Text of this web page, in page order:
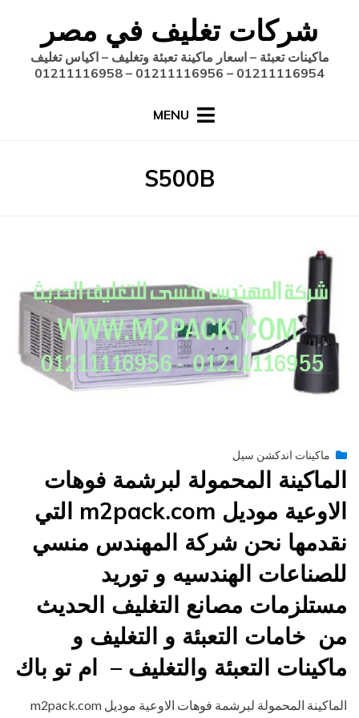
content
شركات تغليف في مصر
ماكينات تعبئة – اسعار ماكينة تعبئة وتغليف – اكياس تغليف
01211116954 – 01211116956 – 01211116958
MENU
الوسم
:
S500B
byengmansyPosted
on
يونيو 23, 2015
ماكينات اندكشن سيل
الماكينة المحمولة لبرشمة فوهات
الاوعية موديل m2pack.com التي
نقدمها نحن شركة المهندس منسي
للصناعات الهندسيه و توريد
مستلزمات مصانع التغليف الحديث
من خامات التعبئة و التغليف و
ماكينات التعبئة والتغليف – ام تو باك
الماكينة المحمولة لبرشمة فوهات الاوعية موديل m2pack.com